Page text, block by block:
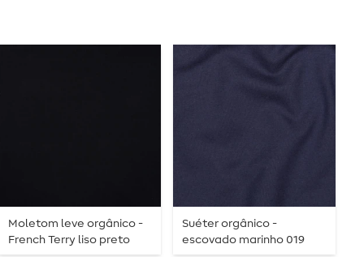
Moletom leve orgânico -
French Terry liso preto
Suéter orgânico -
escovado marinho 019